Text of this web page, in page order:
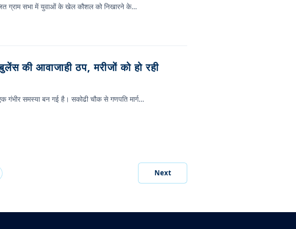
ग्राम सभा में युवाओं के खेल कौशल को निखारने के…
की आवाजाही ठप, मरीजों को हो रही
गंभीर समस्या बन गई है। सकोढी चौक से गणपति मार्ग…
Next